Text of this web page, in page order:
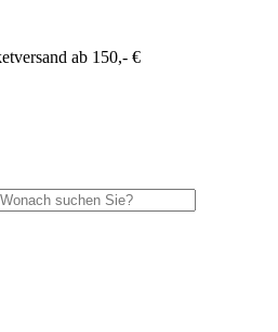
ab 150,- €